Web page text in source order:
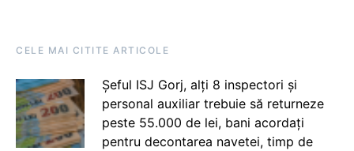
CELE MAI CITITE ARTICOLE
Șeful ISJ Gorj, alți 8 inspectori și
personal auxiliar trebuie să returneze
peste 55.000 de lei, bani acordați
pentru decontarea navetei, timp de